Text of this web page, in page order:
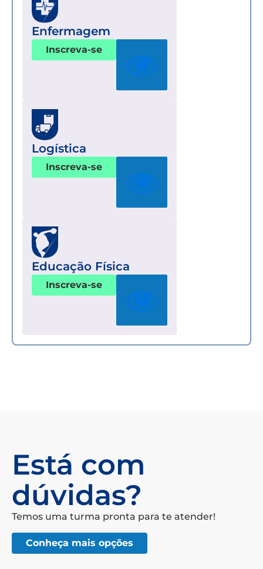
Enfermagem
Inscreva-se
Logística
Inscreva-se
Educação Física
Inscreva-se
Está com
dúvidas?
Temos uma turma pronta para te atender!
Conheça mais opções